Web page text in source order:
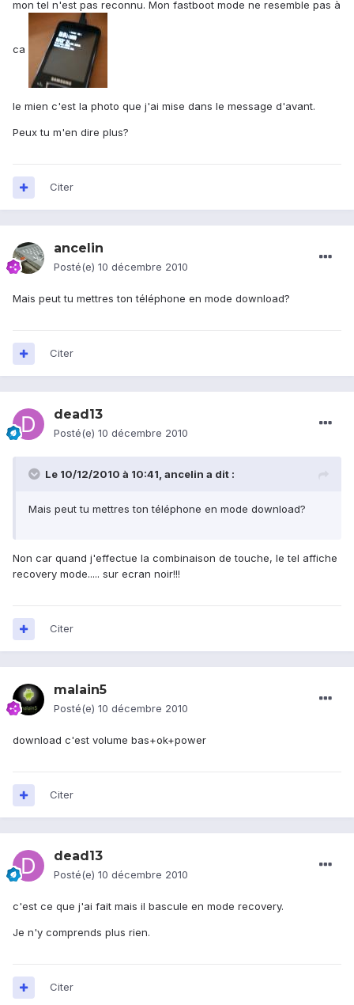
mon tel n'est pas reconnu. Mon fastboot mode ne resemble pas à
ca
le mien c'est la photo que j'ai mise dans le message d'avant.
Peux tu m'en dire plus?
Citer
ancelin
Posté(e) 10 décembre 2010
Mais peut tu mettres ton téléphone en mode download?
Citer
dead13
Posté(e) 10 décembre 2010
Le 10/12/2010 à 10:41, ancelin a dit :
Mais peut tu mettres ton téléphone en mode download?
Non car quand j'effectue la combinaison de touche, le tel affiche
recovery mode..... sur ecran noir!!!
Citer
malain5
Posté(e) 10 décembre 2010
download c'est volume bas+ok+power
Citer
dead13
Posté(e) 10 décembre 2010
c'est ce que j'ai fait mais il bascule en mode recovery.
Je n'y comprends plus rien.
Citer